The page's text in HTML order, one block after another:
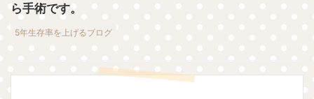
ら手術です。
5年生存率を上げるブログ